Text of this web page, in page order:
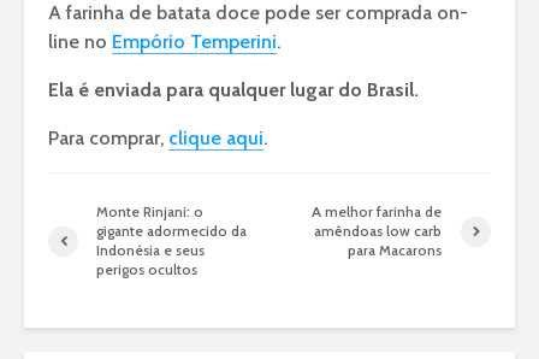
A farinha de batata doce pode ser comprada on-
line no Empório Temperini.
Ela é enviada para qualquer lugar do Brasil.
Para comprar, clique aqui.
Monte Rinjani: o
gigante adormecido da
Indonésia e seus
perigos ocultos
A melhor farinha de
amêndoas low carb
para Macarons